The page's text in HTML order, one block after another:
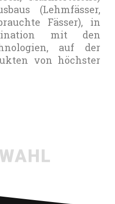
(Lehmfässer,
Fässer), in
mit den
auf der
von höchster